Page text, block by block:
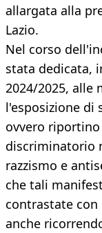
allargata alla
Lazio.
Nel corso
stata dedicata,
2024/2025, alle
l'esposizione di
ovvero
discriminatorio
razzismo e
che tali
contrastate con
anche